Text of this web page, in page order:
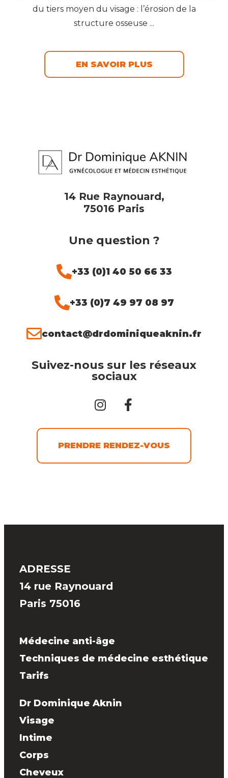
du tiers moyen du visage : l’érosion de la
structure osseuse ...
EN SAVOIR PLUS
14 Rue Raynouard,
75016 Paris
Une question ?
+33 (0)1 40 50 66 33
+33 (0)7 49 97 08 97
contact@drdominiqueaknin.fr
Suivez-nous sur les réseaux
sociaux
PRENDRE RENDEZ-VOUS
ADRESSE
14 rue Raynouard
Paris 75016
Médecine anti-âge
Techniques de médecine esthétique
Tarifs
Dr Dominique Aknin
Visage
Intime
Corps
Cheveux